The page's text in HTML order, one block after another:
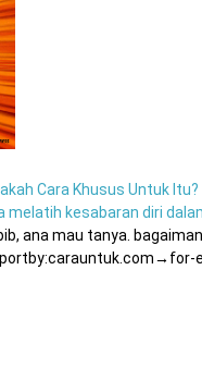
Cara Khusus Untuk Itu?
melatih kesabaran diri
ana mau tanya.